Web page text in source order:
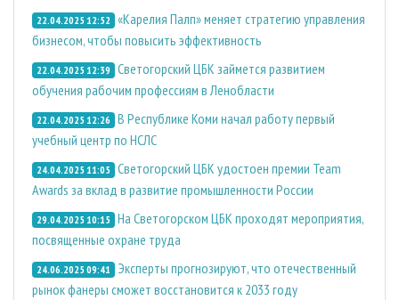
22.04.2025 12:52 «Карелия Палп» меняет стратегию управления
бизнесом, чтобы повысить эффективность
22.04.2025 12:39 Светогорский ЦБК займется развитием
обучения рабочим профессиям в Ленобласти
22.04.2025 12:26 В Республике Коми начал работу первый
учебный центр по НСЛС
24.04.2025 11:05 Светогорский ЦБК удостоен премии Team
Awards за вклад в развитие промышленности России
29.04.2025 10:15 На Светогорском ЦБК проходят мероприятия,
посвященные охране труда
24.06.2025 09:41
Эксперты прогнозируют, что отечественный
рынок фанеры сможет восстановится к 2033 году